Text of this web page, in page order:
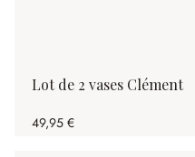
Lot de 2 vases Clément
49,95 €